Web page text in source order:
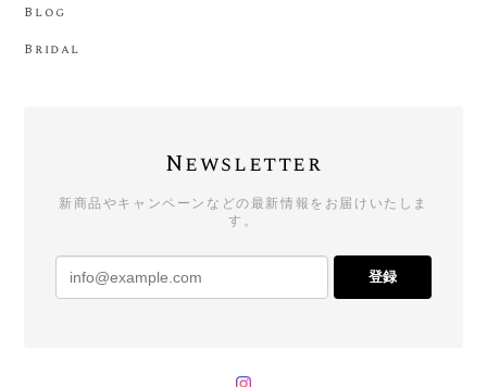
Blog
Bridal
Newsletter
新商品やキャンペーンなどの最新情報をお届けいたしま
す。
登録